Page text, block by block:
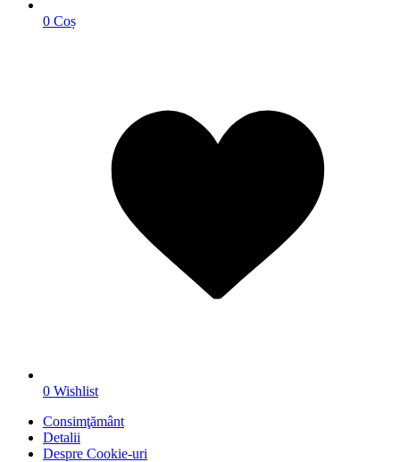
0 Coș
0 Wishlist
Consimţământ
Detalii
Despre Cookie-uri